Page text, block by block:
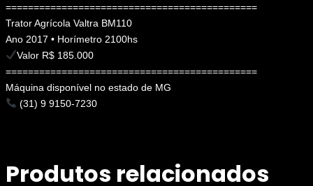
=============================================
Trator Agrícola Valtra BM110
Ano 2017 • Horímetro 2100hs
Valor R$ 185.000
=============================================
Máquina disponível no estado de MG
(31) 9 9150-7230
Produtos relacionados